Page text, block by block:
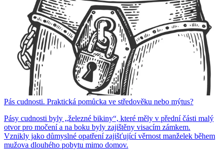
Pás cudnosti. Praktická pomůcka ve středověku nebo mýtus?
Pásy cudnosti byly „železné bikiny“, které měly v přední části malý
otvor pro močení a na boku byly zajištěny visacím zámkem.
Vznikly jako důmyslné opatření zajišťující věrnost manželek během
mužova dlouhého pobytu mimo domov.